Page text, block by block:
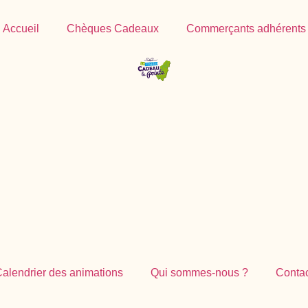
Accueil Chèques Cadeaux Commerçants adhérents
des animations Qui sommes-nous ?